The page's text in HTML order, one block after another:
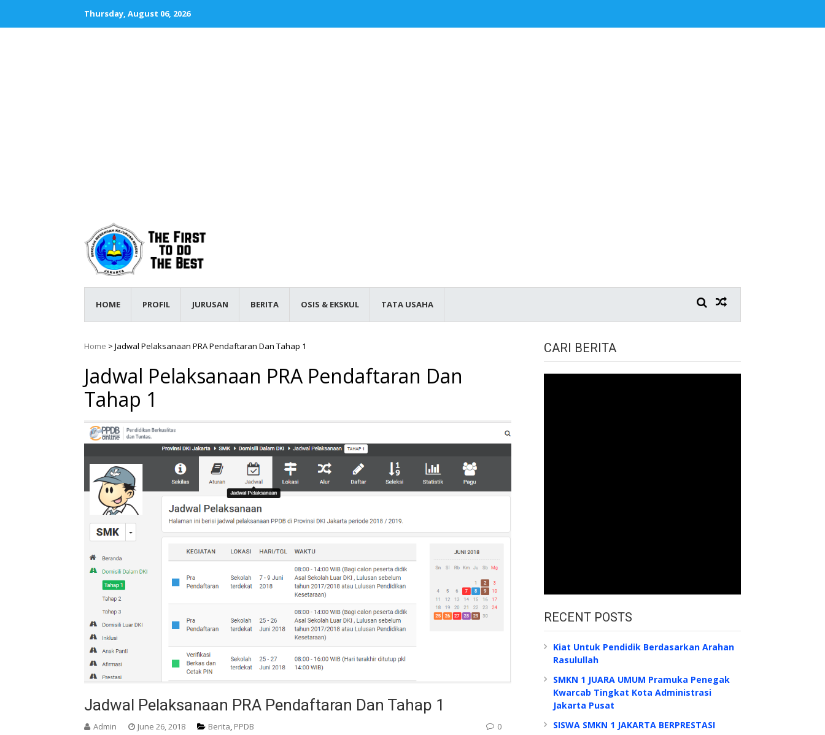
Thursday, August 06, 2026
HOME PROFIL JURUSAN BERITA OSIS & EKSKUL TATA USAHA
Home > Jadwal Pelaksanaan PRA Pendaftaran Dan Tahap 1
Jadwal Pelaksanaan PRA Pendaftaran Dan
Tahap 1
Jadwal Pelaksanaan PRA Pendaftaran Dan Tahap 1
Admin June 26, 2018 Berita, PPDB 0
CARI BERITA
RECENT POSTS
Kiat Untuk Pendidik Berdasarkan Arahan
Rasulullah
SMKN 1 JUARA UMUM Pramuka Penegak
Kwarcab Tingkat Kota Administrasi
Jakarta Pusat
SISWA SMKN 1 JAKARTA BERPRESTASI